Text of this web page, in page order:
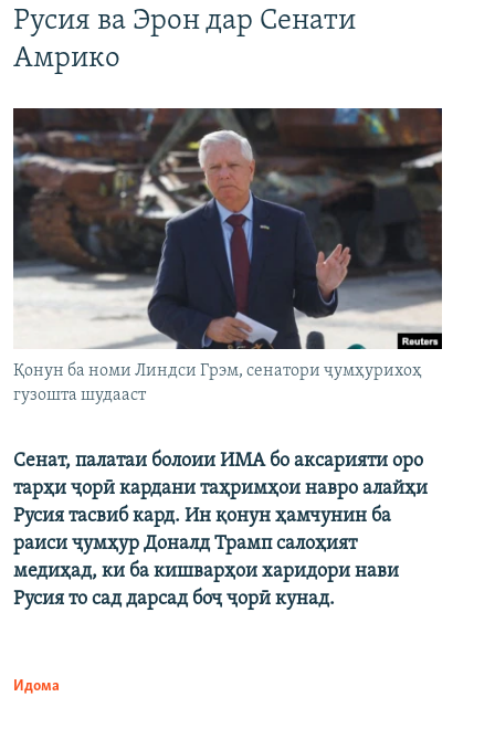
Русия ва Эрон дар Сенати
Амрико
Қонун ба номи Линдси Грэм, сенатори ҷумҳурихоҳ
гузошта шудааст
Сенат, палатаи болоии ИМА бо аксарияти оро
тарҳи ҷорӣ кардани таҳримҳои навро алайҳи
Русия тасвиб кард. Ин қонун ҳамчунин ба
раиси ҷумҳур Доналд Трамп салоҳият
медиҳад, ки ба кишварҳои харидори нави
Русия то сад дарсад боҷ ҷорӣ кунад.
Идома